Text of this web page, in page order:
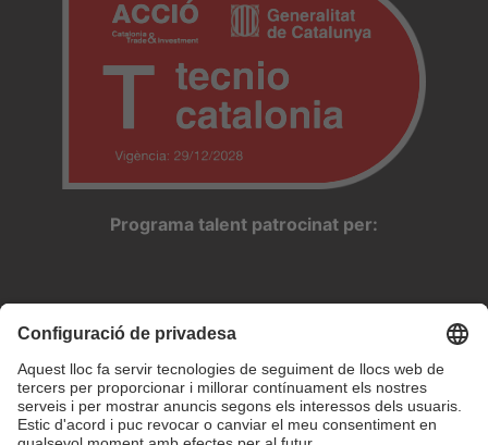
Programa talent patrocinat per: